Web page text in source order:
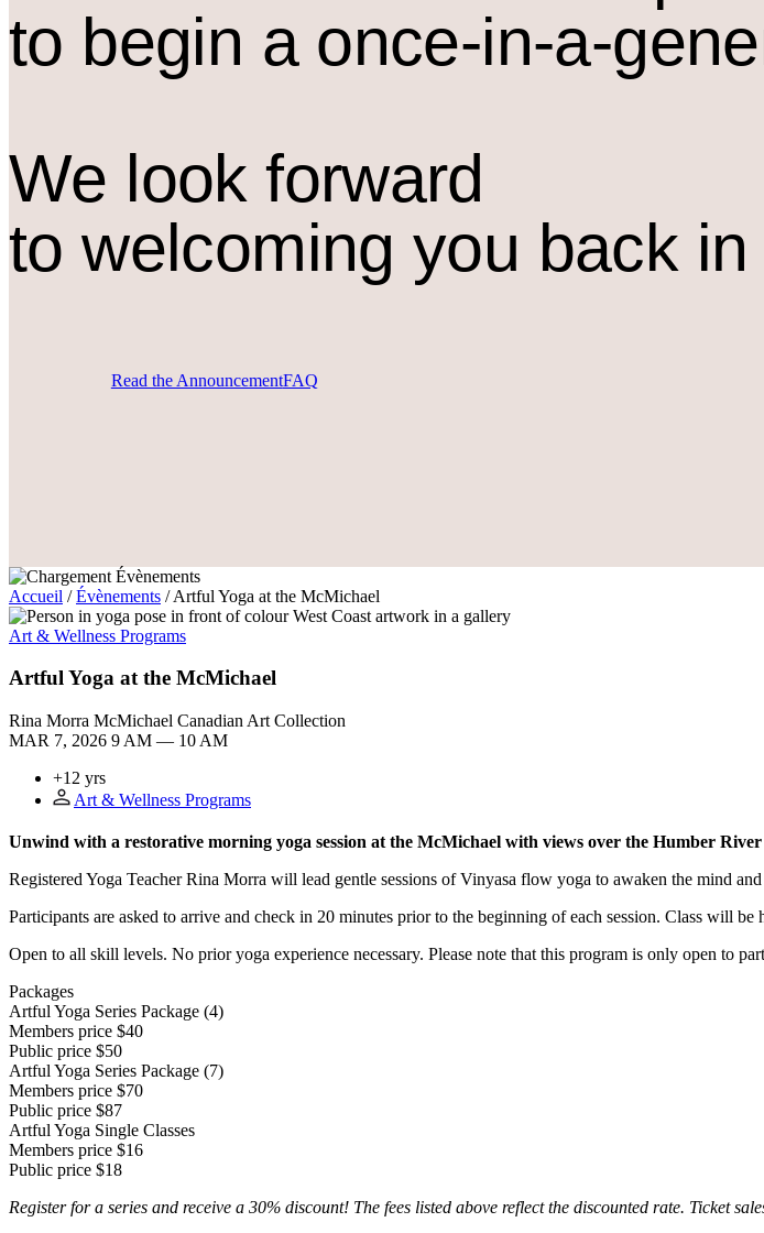
to begin a once-in-a-
We look forward
to welcoming you back in
Read the AnnouncementFAQ
Accueil / Évènements / Artful Yoga at the McMichael
Art & Wellness Programs
Artful Yoga at the McMichael
Rina Morra McMichael Canadian Art Collection
MAR 7, 2026 9 AM — 10 AM
+12 yrs
Art & Wellness Programs
Unwind with a restorative morning yoga session at the McMichael with views over the Humber
Registered Yoga Teacher Rina Morra will lead gentle sessions of Vinyasa flow yoga to awaken the mind
Participants are asked to arrive and check in 20 minutes prior to the beginning of each session. Class will be
Open to all skill levels. No prior yoga experience necessary. Please note that this program is only open to
Packages
Artful Yoga Series Package (4)
Members price $40
Public price $50
Artful Yoga Series Package (7)
Members price $70
Public price $87
Artful Yoga Single Classes
Members price $16
Public price $18
Register for a series and receive a 30% discount! The fees listed above reflect the discounted rate. Ticket